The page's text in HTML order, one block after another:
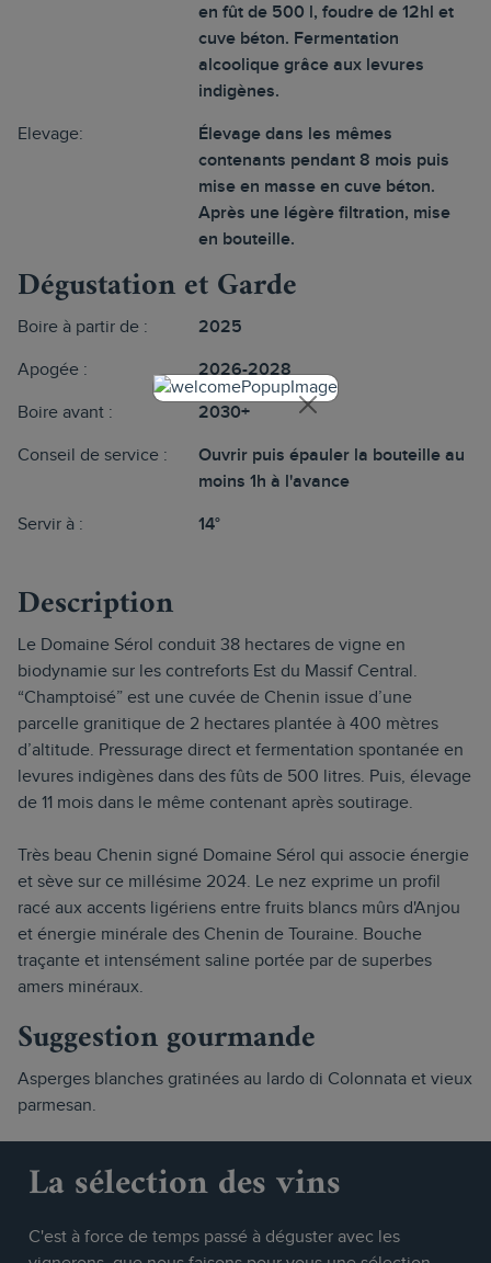
en fût de 500 l, foudre de 12hl et
cuve béton. Fermentation
alcoolique grâce aux levures
indigènes.
Elevage:
Élevage dans les mêmes
contenants pendant 8 mois puis
mise en masse en cuve béton.
Après une légère filtration, mise
en bouteille.
Dégustation et Garde
Boire à partir de : 2025
Apogée : 2026-2028
Boire avant : 2030+
Conseil de service :
Ouvrir puis épauler la bouteille au
moins 1h à l'avance
Servir à : 14°
Description
Le Domaine Sérol conduit 38 hectares de vigne en
biodynamie sur les contreforts Est du Massif Central.
“Champtoisé” est une cuvée de Chenin issue d’une
parcelle granitique de 2 hectares plantée à 400 mètres
d’altitude. Pressurage direct et fermentation spontanée en
levures indigènes dans des fûts de 500 litres. Puis, élevage
de 11 mois dans le même contenant après soutirage.
Très beau Chenin signé Domaine Sérol qui associe énergie
et sève sur ce millésime 2024. Le nez exprime un profil
racé aux accents ligériens entre fruits blancs mûrs d'Anjou
et énergie minérale des Chenin de Touraine. Bouche
traçante et intensément saline portée par de superbes
amers minéraux.
Suggestion gourmande
Asperges blanches gratinées au lardo di Colonnata et vieux
parmesan.
La sélection des vins
C'est à force de temps passé à déguster avec les